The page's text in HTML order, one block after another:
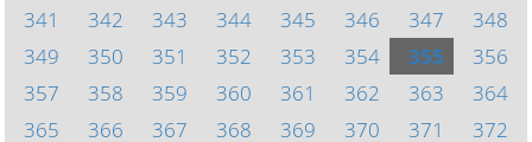
341
342 343 344 345 346 347
348
349
350 351 352 353 354 355
356
357
358 359 360 361 362 363
364
365
366 367 368 369 370 371 372